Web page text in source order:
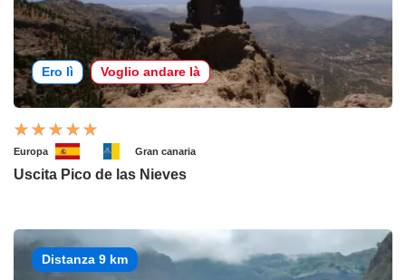
Ero lì Voglio andare là
Europa Gran canaria
Uscita Pico de las Nieves
Distanza 9 km